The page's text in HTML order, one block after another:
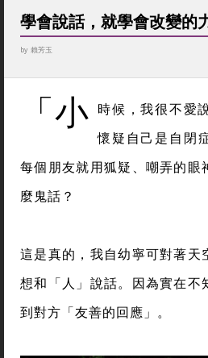
學會說話，就學會改變的
by 賴芳玉
「小 時候，我很不愛
懷疑自己是自閉
每個朋友就用狐疑、嘲弄的眼
麼鬼話？
這是真的，我自幼寧可對著天
想和「人」說話。因為實在不
到對方「友善的回應」。